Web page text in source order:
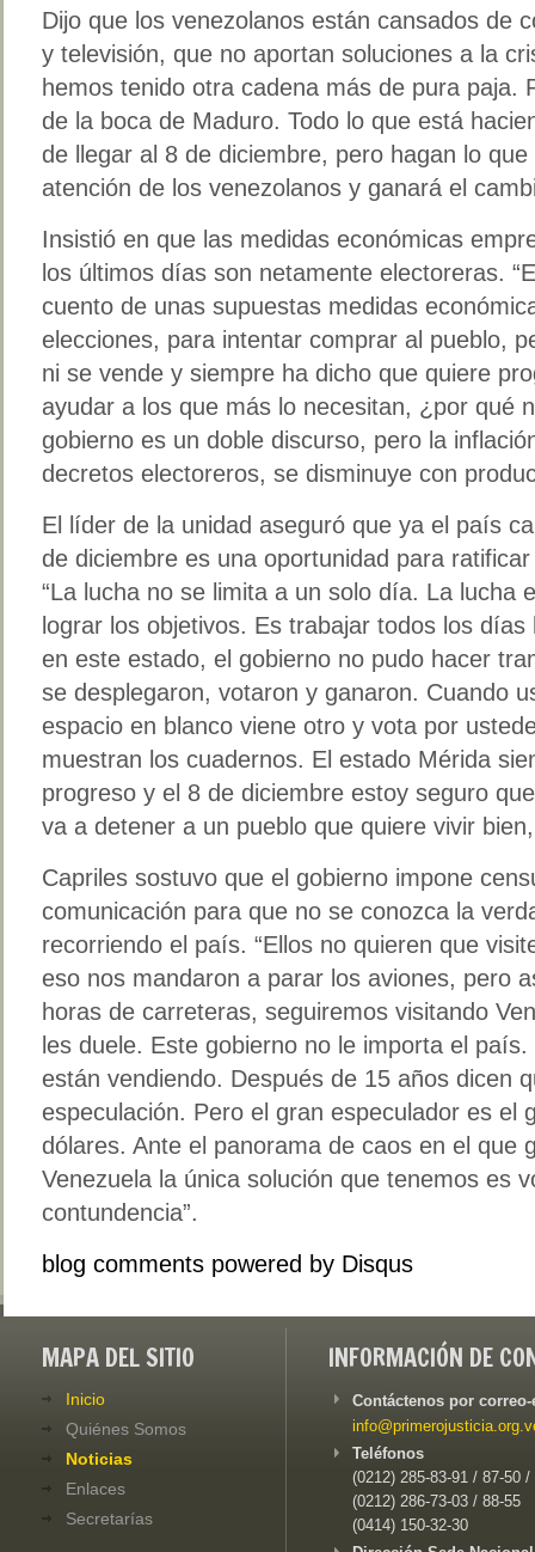
Dijo que los venezolanos están cansados de
y televisión, que no aportan soluciones a la
hemos tenido otra cadena más de pura paja.
de la boca de Maduro. Todo lo que está
de llegar al 8 de diciembre, pero hagan lo
atención de los venezolanos y ganará el
Insistió en que las medidas económicas
los últimos días son netamente electoreras.
cuento de unas supuestas medidas
elecciones, para intentar comprar al pueblo,
ni se vende y siempre ha dicho que quiere
ayudar a los que más lo necesitan, ¿por qué
gobierno es un doble discurso, pero la
decretos electoreros, se disminuye con
El líder de la unidad aseguró que ya el país
de diciembre es una oportunidad para
“La lucha no se limita a un solo día. La lucha
lograr los objetivos. Es trabajar todos los
en este estado, el gobierno no pudo hacer
se desplegaron, votaron y ganaron. Cuando
espacio en blanco viene otro y vota por
muestran los cuadernos. El estado Mérida
progreso y el 8 de diciembre estoy seguro
va a detener a un pueblo que quiere vivir
Capriles sostuvo que el gobierno impone
comunicación para que no se conozca la
recorriendo el país. “Ellos no quieren que
eso nos mandaron a parar los aviones, pero
horas de carreteras, seguiremos visitando
les duele. Este gobierno no le importa el
están vendiendo. Después de 15 años dicen
especulación. Pero el gran especulador es el
dólares. Ante el panorama de caos en el que
Venezuela la única solución que tenemos es
contundencia”.
blog comments powered by Disqus
MAPA DEL SITIO
Inicio
Quiénes Somos
Noticias
Enlaces
Secretarías
INFORMACIÓN DE
Contáctenos por
Teléfonos
(0212) 285-83-91 / 87-50 /
(0212) 286-73-03 / 88-55
(0414) 150-32-30